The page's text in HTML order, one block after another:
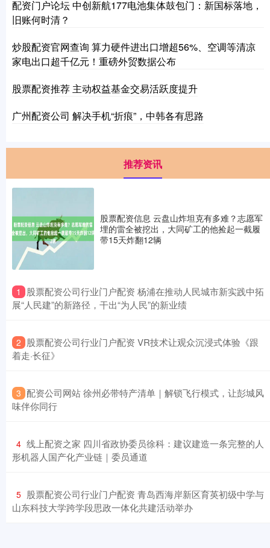
配资门户论坛 中创新航177电池集体鼓包门：新国标落地，
旧账何时清？
炒股配资官网查询 算力硬件进出口增超56%、空调等清凉
家电出口超千亿元！重磅外贸数据公布
股票配资推荐 主动权益基金交易活跃度提升
广州配资公司 解决手机“折痕”，中韩各有思路
推荐资讯
股票配资信息 云盘山炸坦克有多难？志愿军
埋的雷全被挖出，大同矿工的他捡起一截履
带15天炸翻12辆
1
​股票配资公司行业门户配资 杨浦在推动人民城市新实践中拓
展“人民建”的新路径，干出“为人民”的新业绩
2 ​股票配资公司行业门户配资 VR技术让观众沉浸式体验《跟
着走·长征》
3 ​配资公司网站 徐州必带特产清单｜解锁飞行模式，让彭城风
味伴你同行
4 ​线上配资之家 四川省政协委员徐科：建议建造一条完整的人
形机器人国产化产业链｜委员通道
5 ​股票配资公司行业门户配资 青岛西海岸新区育英初级中学与
山东科技大学跨学段思政一体化共建活动举办